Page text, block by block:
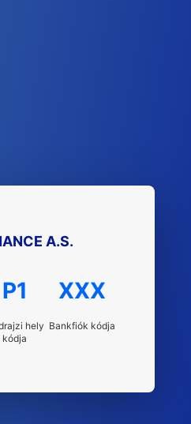
A.S.
P1
hely
kódja
XXX
Bankfiók kódja